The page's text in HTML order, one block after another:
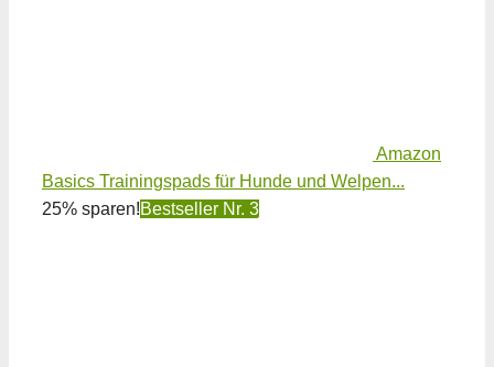
Amazon
Basics Trainingspads für Hunde und Welpen...
25% sparen!Bestseller Nr. 3